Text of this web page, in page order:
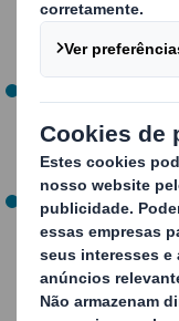
Princípios de
packaging ideal
necessidades
em qualquer
material.
Os nossos
recursos ao
reduzem as
fornecimento e
credenciais